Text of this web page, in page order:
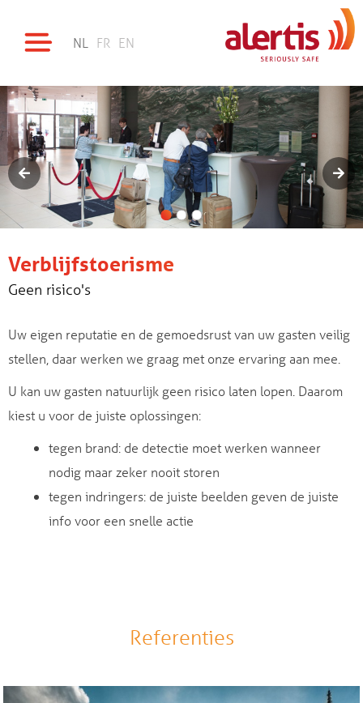
NL FR EN
Verblijfstoerisme
Geen risico's
Uw eigen reputatie en de gemoedsrust van uw gasten veilig
stellen, daar werken we graag met onze ervaring aan mee.
U kan uw gasten natuurlijk geen risico laten lopen. Daarom
kiest u voor de juiste oplossingen:
tegen brand: de detectie moet werken wanneer
nodig maar zeker nooit storen
tegen indringers: de juiste beelden geven de juiste
info voor een snelle actie
Referenties